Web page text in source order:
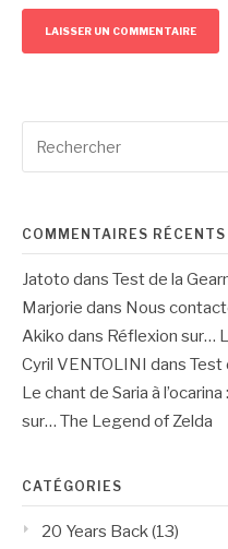
pour
COMMENTAIRES RÉCENTS
Jatoto dans Test de la
Marjorie dans Nous
Akiko dans Réflexion sur…
Cyril VENTOLINI dans Test
Le chant de Saria à
sur… The Legend of Zelda
CATÉGORIES
20 Years Back(13)